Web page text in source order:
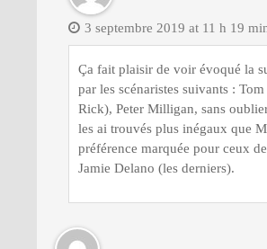
3 septembre 2019 at 11 h 19
Ça fait plaisir de voir évoqué la
par les scénaristes suivants :
Rick), Peter Milligan, sans
les ai trouvés plus inégaux que
préférence marquée pour ceux
Jamie Delano (les derniers).